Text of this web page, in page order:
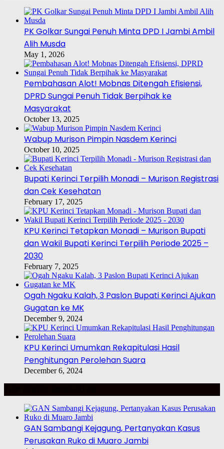
PK Golkar Sungai Penuh Minta DPD I Jambi Ambil
Alih Musda
May 1, 2026
Pembahasan Alot! Mobnas Ditengah Efisiensi,
DPRD Sungai Penuh Tidak Berpihak ke
Masyarakat
October 13, 2025
Wabup Murison Pimpin Nasdem Kerinci
October 10, 2025
Bupati Kerinci Terpilih Monadi – Murison Registrasi
dan Cek Kesehatan
February 17, 2025
KPU Kerinci Tetapkan Monadi – Murison Bupati
dan Wakil Bupati Kerinci Terpilih Periode 2025 –
2030
February 7, 2025
Ogah Ngaku Kalah, 3 Paslon Bupati Kerinci Ajukan
Gugatan ke MK
December 9, 2024
KPU Kerinci Umumkan Rekapitulasi Hasil
Penghitungan Perolehan Suara
December 6, 2024
GAN Sambangi Kejagung, Pertanyakan Kasus
Perusakan Ruko di Muaro Jambi